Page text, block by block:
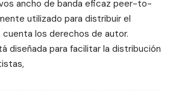
ancho de banda eficaz peer-to-
utilizado para distribuir el
los derechos de autor.
diseñada para facilitar la distribución